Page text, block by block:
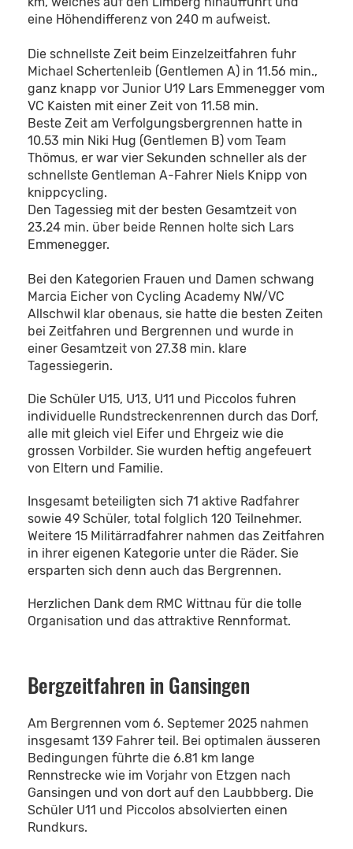
eine Höhendifferenz von 240 m aufweist.
Die schnellste Zeit beim Einzelzeitfahren fuhr
Michael Schertenleib (Gentlemen A) in 11.56 min.,
ganz knapp vor Junior U19 Lars Emmenegger vom
VC Kaisten mit einer Zeit von 11.58 min.
Beste Zeit am Verfolgungsbergrennen hatte in
10.53 min Niki Hug (Gentlemen B) vom Team
Thömus, er war vier Sekunden schneller als der
schnellste Gentleman A-Fahrer Niels Knipp von
knippcycling.
Den Tagessieg mit der besten Gesamtzeit von
23.24 min. über beide Rennen holte sich Lars
Emmenegger.
Bei den Kategorien Frauen und Damen schwang
Marcia Eicher von Cycling Academy NW/VC
Allschwil klar obenaus, sie hatte die besten Zeiten
bei Zeitfahren und Bergrennen und wurde in
einer Gesamtzeit von 27.38 min. klare
Tagessiegerin.
Die Schüler U15, U13, U11 und Piccolos fuhren
individuelle Rundstreckenrennen durch das Dorf,
alle mit gleich viel Eifer und Ehrgeiz wie die
grossen Vorbilder. Sie wurden heftig angefeuert
von Eltern und Familie.
Insgesamt beteiligten sich 71 aktive Radfahrer
sowie 49 Schüler, total folglich 120 Teilnehmer.
Weitere 15 Militärradfahrer nahmen das Zeitfahren
in ihrer eigenen Kategorie unter die Räder. Sie
ersparten sich denn auch das Bergrennen.
Herzlichen Dank dem RMC Wittnau für die tolle
Organisation und das attraktive Rennformat.
Bergzeitfahren in Gansingen
Am Bergrennen vom 6. Septemer 2025 nahmen
insgesamt 139 Fahrer teil. Bei optimalen äusseren
Bedingungen führte die 6.81 km lange
Rennstrecke wie im Vorjahr von Etzgen nach
Gansingen und von dort auf den Laubbberg. Die
Schüler U11 und Piccolos absolvierten einen
Rundkurs.